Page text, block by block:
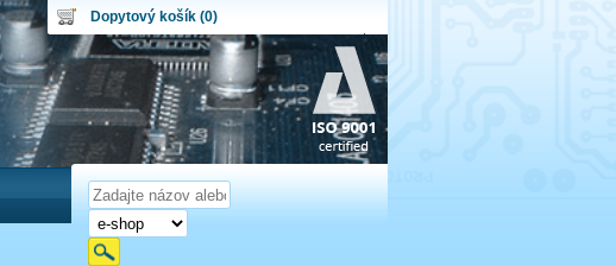
Dopytový košík (0)
Dopytový košík je prázdny!
Obsah košíka
Počet produktov:0